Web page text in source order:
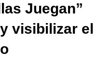
Juegan”
visibilizar el